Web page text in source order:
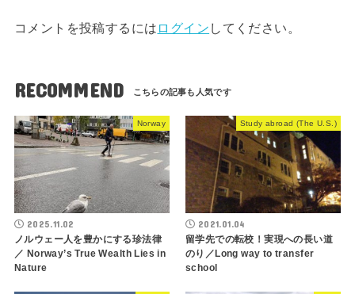
コメントを投稿するには ログイン してください。
RECOMMEND
Norway
2025.11.02
ノルウェー人を豊かにする珍法律
／ Norway’s True Wealth Lies in
Nature
Study abroad (The U.S.)
2021.01.04
留学先での転校！実現への長い道
のり／Long way to transfer
school